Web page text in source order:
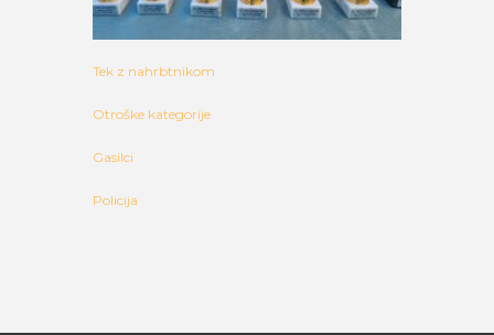
Tek z nahrbtnikom
Otroške kategorije
Gasilci
Policija